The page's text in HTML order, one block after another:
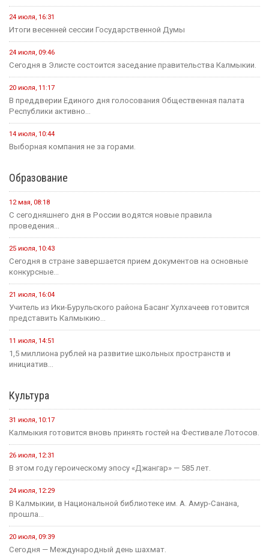
24 июля, 16:31
Итоги весенней сессии Государственной Думы
24 июля, 09:46
Сегодня в Элисте состоится заседание правительства Калмыкии.
20 июля, 11:17
В преддверии Единого дня голосования Общественная палата
Республики активно...
14 июля, 10:44
Выборная компания не за горами.
Образование
12 мая, 08:18
С сегодняшнего дня в России водятся новые правила
проведения...
25 июля, 10:43
Сегодня в стране завершается прием документов на основные
конкурсные...
21 июля, 16:04
Учитель из Ики-Бурульского района Басанг Хулхачеев готовится
представить Калмыкию...
11 июля, 14:51
1,5 миллиона рублей на развитие школьных пространств и
инициатив...
Культура
31 июля, 10:17
Калмыкия готовится вновь принять гостей на Фестивале Лотосов.
26 июля, 12:31
В этом году героическому эпосу «Джангар» — 585 лет.
24 июля, 12:29
В Калмыкии, в Национальной библиотеке им. А. Амур-Санана,
прошла...
20 июля, 09:39
Сегодня — Международный день шахмат.